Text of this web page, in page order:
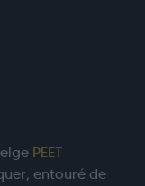
PEET
entouré de